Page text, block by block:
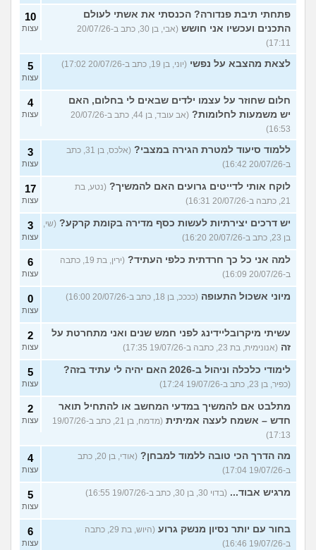
פתחתי תיבת פנדורה? הכנסתי את אשתי לעולם
התכנים ועכשיו אני חושש
(אבי, בן 30, כתב ב-20/07/26
17:11)
10
עצות
לצאת מהצבא על נפשי (יוני, בן 19, כתב ב-20/07/26 17:02) 5
עצות
חלום שחוזר על עצמו ילדים שבאים לי בחלום, האם
יש משמעות לחלומות?
(אב עובד, בן 44, כתב ב-20/07/26
16:53)
4
עצות
ללמוד סיעוד למטרת הגירה במצבי?
(אלכס, בן 31, כתב
ב-20/07/26 16:42)
3
עצות
לוקח אותי לדייטים גרועים האם להמשיך? (נטע, בת
21, כתבה ב-20/07/26 16:31)
17
עצות
יש דרכים יצירתיות לעשות כסף מדירה בקומת קרקע? (שי,
בן 23, כתב ב-20/07/26 16:20)
3
עצות
למה אני כל כך חרדתית כלפי העתיד?
(ירין, בת 19, כתבה
ב-20/07/26 16:09)
6
עצות
מיוני אשכול התעופה (ככככ, בן 18, כתב ב-20/07/26 16:00) 0
עצות
עשיתי מיקרובליידינג לפני חמש שנים ואני מתחרטת על
זה (אנונימית, בת 23, כתבה ב-19/07/26 17:35)
2
עצות
לימודי כלכלה וניהול ב-2026 האם יהיה לי עתיד בזה?
(כפיר, בן 23, כתב ב-19/07/26 17:24)
5
עצות
מתלבט אם להמשיך במדעי המחשב או להתחיל תואר
חדש – אשמח לעצה אמיתית
(מדמח, בן 21, כתב ב-19/07/26
17:13)
2
עצות
מה הדרך הכי טובה ללמוד למבחן?
(אודי, בן 20, כתב
ב-19/07/26 17:04)
4
עצות
מרגיש אבוד... (בדוי 30, בן 30, כתב ב-19/07/26 16:55) 5
עצות
בחור עם יותר נסיון מנשק גרוע
(היוש, בת 29, כתבה
ב-19/07/26 16:46)
6
עצות